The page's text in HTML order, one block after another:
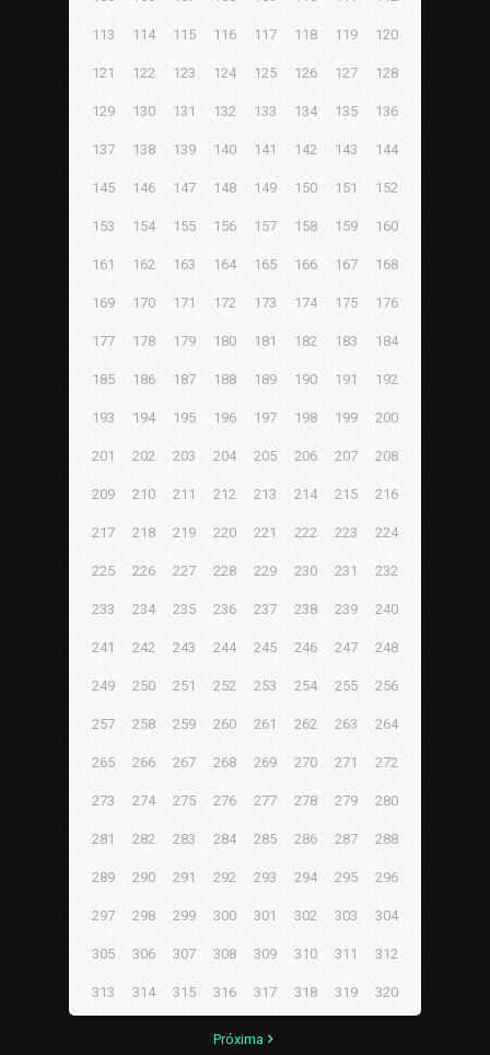
113 114 115 116 117 118 119 120
121 122 123 124 125 126 127 128
129 130 131 132 133 134 135 136
137 138 139 140 141 142 143 144
145 146 147 148 149 150 151 152
153 154 155 156 157 158 159 160
161 162 163 164 165 166 167 168
169 170 171 172 173 174 175 176
177 178 179 180 181 182 183 184
185 186 187 188 189 190 191 192
193 194 195 196 197 198 199 200
201 202 203 204 205 206 207 208
209 210 211 212 213 214 215 216
217 218 219 220 221 222 223 224
225 226 227 228 229 230 231 232
233 234 235 236 237 238 239 240
241 242 243 244 245 246 247 248
249 250 251 252 253 254 255 256
257 258 259 260 261 262 263 264
265 266 267 268 269 270 271 272
273 274 275 276 277 278 279 280
281 282 283 284 285 286 287 288
289 290 291 292 293 294 295 296
297 298 299 300 301 302 303 304
305 306 307 308 309 310 311 312
313 314 315 316 317 318 319 320
Próxima